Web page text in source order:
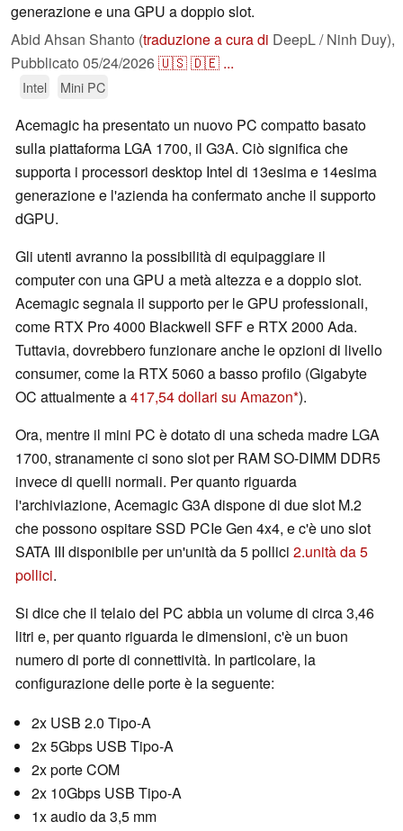
generazione e una GPU a doppio slot.
Abid Ahsan Shanto (traduzione a cura di DeepL / Ninh Duy),
Pubblicato 05/24/2026🇺🇸🇩🇪 ...
Intel Mini PC
Acemagic ha presentato un nuovo PC compatto basato
sulla piattaforma LGA 1700, il G3A. Ciò significa che
supporta i processori desktop Intel di 13esima e 14esima
generazione e l'azienda ha confermato anche il supporto
dGPU.
Gli utenti avranno la possibilità di equipaggiare il
computer con una GPU a metà altezza e a doppio slot.
Acemagic segnala il supporto per le GPU professionali,
come RTX Pro 4000 Blackwell SFF e RTX 2000 Ada.
Tuttavia, dovrebbero funzionare anche le opzioni di livello
consumer, come la RTX 5060 a basso profilo (Gigabyte
OC attualmente a417,54 dollari su Amazon ).
Ora, mentre il mini PC è dotato di una scheda madre LGA
1700, stranamente ci sono slot per RAM SO-DIMM DDR5
invece di quelli normali. Per quanto riguarda
l'archiviazione, Acemagic G3A dispone di due slot M.2
che possono ospitare SSD PCIe Gen 4x4, e c'è uno slot
SATA III disponibile per un'unità da 5 pollici 2.unità da 5
pollici.
Si dice che il telaio del PC abbia un volume di circa 3,46
litri e, per quanto riguarda le dimensioni, c'è un buon
numero di porte di connettività. In particolare, la
configurazione delle porte è la seguente:
2x USB 2.0 Tipo-A
2x 5Gbps USB Tipo-A
2x porte COM
2x 10Gbps USB Tipo-A
1x audio da 3,5 mm